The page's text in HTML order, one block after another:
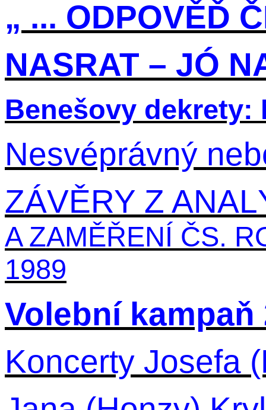
„ ... ODPOVĚĎ
NASRAT – JÓ
Benešovy dekrety:
Nesvéprávný
ZÁVĚRY Z
A ZAMĚŘENÍ ČS.
1989
Volební kampaň
Koncerty Josefa